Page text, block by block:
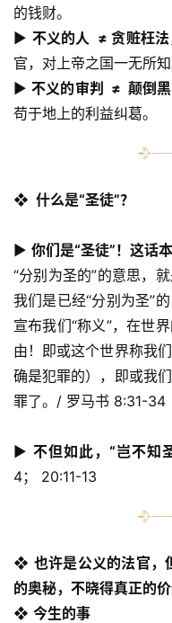
的钱财。
▶︎ 不义的人  ≠ 贪赃枉法
官，对上帝之国一无所知
▶︎ 不义的审判  ≠  颠倒
苟于地上的利益纠葛。
❖  什么是“圣徒”？
▶︎ 你们是“圣徒”！这话
“分别为圣的”的意思，
我们是已经“分别为圣”
宣布我们“称义”，在世
由！即或这个世界称我
确是犯罪的），即或我
罪了。/ 罗马书 8:31-34
▶︎ 不但如此，“岂不知
4； 20:11-13
❖ 也许是公义的法官，
的奥秘，不晓得真正的
❖ 今生的事